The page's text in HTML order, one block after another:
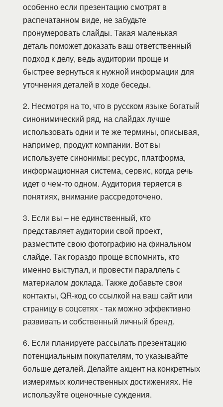
особенно если презентацию смотрят в
распечатанном виде, не забудьте
пронумеровать слайды. Такая маленькая
деталь поможет доказать ваш ответственный
подход к делу, ведь аудитории проще и
быстрее вернуться к нужной информации для
уточнения деталей в ходе беседы.
2. Несмотря на то, что в русском языке богатый
синонимический ряд, на слайдах лучше
использовать одни и те же термины, описывая,
например, продукт компании. Вот вы
используете синонимы: ресурс, платформа,
информационная система, сервис, когда речь
идет о чем-то одном. Аудитория теряется в
понятиях, внимание рассредоточено.
3. Если вы – не единственный, кто
представляет аудитории свой проект,
разместите свою фотографию на финальном
слайде. Так гораздо проще вспомнить, кто
именно выступал, и провести параллель с
материалом доклада. Также добавьте свои
контакты, QR-код со ссылкой на ваш сайт или
страницу в соцсетях - так можно эффективно
развивать и собственный личный бренд.
6. Если планируете рассылать презентацию
потенциальным покупателям, то указывайте
больше деталей. Делайте акцент на конкретных
измеримых количественных достижениях. Не
используйте оценочные суждения.